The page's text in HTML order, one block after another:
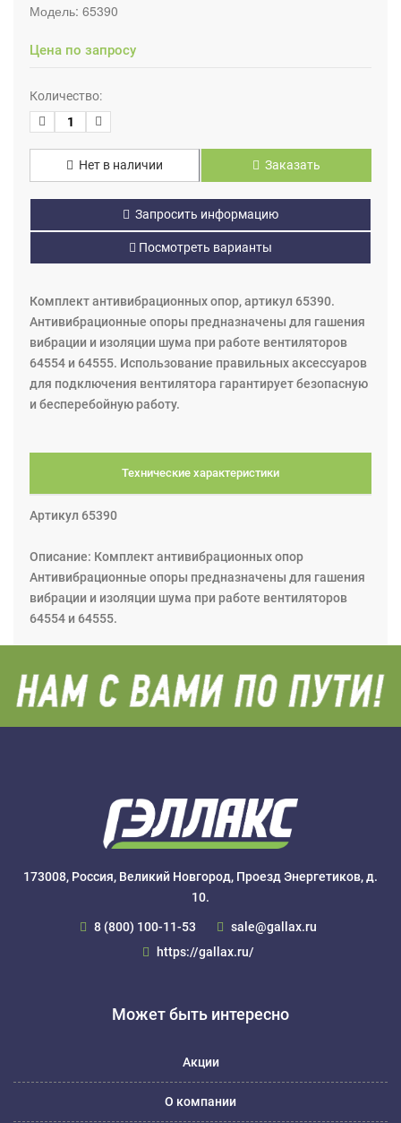
Модель: 65390
Цена по запросу
Количество:
Нет в наличии Заказать
Запросить информацию
Посмотреть варианты
Комплект антивибрационных опор, артикул 65390.
Антивибрационные опоры предназначены для гашения
вибрации и изоляции шума при работе вентиляторов
64554 и 64555. Использование правильных аксессуаров
для подключения вентилятора гарантирует безопасную
и бесперебойную работу.
Технические характеристики
Артикул 65390
Описание: Комплект антивибрационных опор
Антивибрационные опоры предназначены для гашения
вибрации и изоляции шума при работе вентиляторов
64554 и 64555.
173008, Россия, Великий Новгород, Проезд Энергетиков, д.
10.
8 (800) 100-11-53
sale@gallax.ru
https://gallax.ru/
Может быть интересно
Акции
О компании